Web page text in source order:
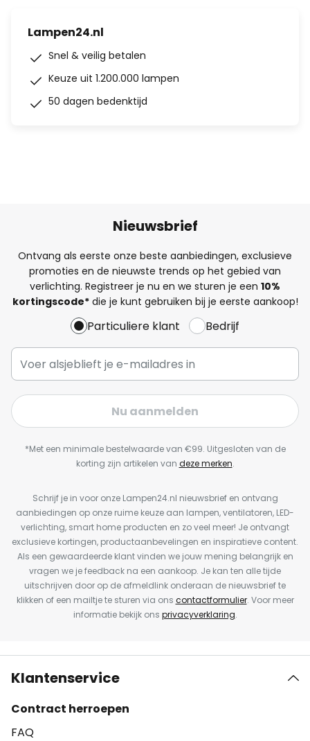
Lampen24.nl
Snel & veilig betalen
Keuze uit 1.200.000 lampen
50 dagen bedenktijd
Nieuwsbrief
Ontvang als eerste onze beste aanbiedingen, exclusieve
promoties en de nieuwste trends op het gebied van
verlichting. Registreer je nu en we sturen je een 10%
kortingscode*die je kunt gebruiken bij je eerste aankoop!
Particuliere klant Bedrijf
Nu aanmelden
*Met een minimale bestelwaarde van €99. Uitgesloten van de
korting zijn artikelen van deze merken.
Schrijf je in voor onze Lampen24.nl nieuwsbrief en ontvang
aanbiedingen op onze ruime keuze aan lampen, ventilatoren, LED-
verlichting, smart home producten en zo veel meer! Je ontvangt
exclusieve kortingen, productaanbevelingen en inspiratieve content.
Als een gewaardeerde klant vinden we jouw mening belangrijk en
vragen we je feedback na een aankoop. Je kan ten alle tijde
uitschrijven door op de afmeldlink onderaan de nieuwsbrief te
klikken of een mailtje te sturen via ons contactformulier. Voor meer
informatie bekijk ons privacyverklaring.
Klantenservice
Contract herroepen
FAQ